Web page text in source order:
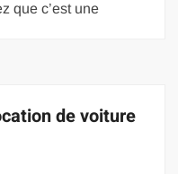
que c’est une
de voiture